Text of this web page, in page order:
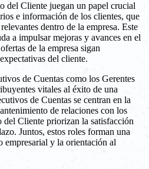
del Cliente juegan un papel crucial
e información de los clientes, que
dentro de la empresa. Este
a impulsar mejoras y avances en el
de la empresa sigan
del cliente.
de Cuentas como los Gerentes
vitales al éxito de una
de Cuentas se centran en la
de relaciones con los
del Cliente priorizan la satisfacción
Juntos, estos roles forman una
empresarial y la orientación al